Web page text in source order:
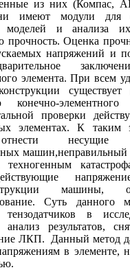
из них (Компас,
имеют модули для
моделей и анализа
прочность. Оценка
напряжений и
элемента. При всем
конечно-
проверки
элементах. К таким
несущие
машин,неправильный
техногенным
машины,
Суть данного
тензодатчиков в
анализ результатов,
ЛКП.
Данный метод
в элементе,